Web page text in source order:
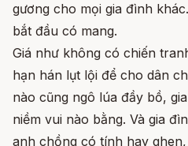
gương cho mọi gia đình
bắt đầu có mang.
Giá như không có chiến
hạn hán lụt lội để cho dân
nào cũng ngô lúa đầy bồ,
niềm vui nào bằng. Và gia
anh chồng có tính hay